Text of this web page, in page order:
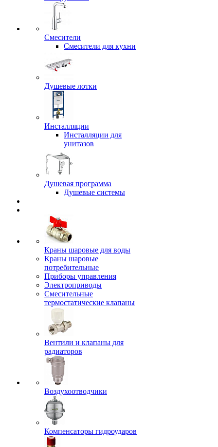
Смесители
Смесители для кухни
Душевые лотки
Инсталляции
Инсталляции для
унитазов
Душевая программа
Душевые системы
Краны шаровые для воды
Краны шаровые
потребительные
Приборы управления
Электроприводы
Смесительные
термостатические клапаны
Вентили и клапаны для
радиаторов
Воздухоотводчики
Компенсаторы гидроударов